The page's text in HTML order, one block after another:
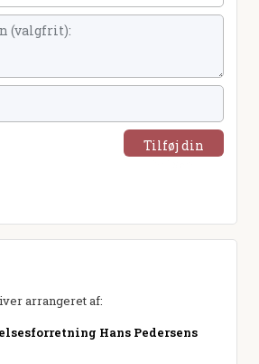
Tilføj din
arrangeret af:
Hans Pedersens